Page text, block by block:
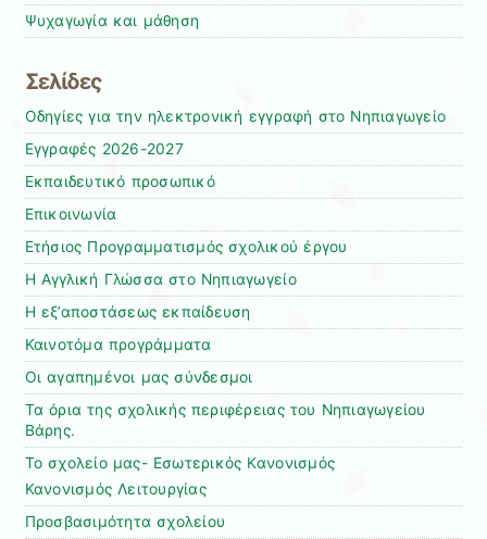
Ψυχαγωγία και μάθηση
Σελίδες
Oδηγίες για την ηλεκτρονική εγγραφή στο Νηπιαγωγείο
Εγγραφές 2026-2027
Εκπαιδευτικό προσωπικό
Επικοινωνία
Ετήσιος Προγραμματισμός σχολικού έργου
Η Αγγλική Γλώσσα στο Νηπιαγωγείο
Η εξ’αποστάσεως εκπαίδευση
Καινοτόμα προγράμματα
Οι αγαπημένοι μας σύνδεσμοι
Τα όρια της σχολικής περιφέρειας του Νηπιαγωγείου
Βάρης.
Το σχολείο μας- Εσωτερικός Κανονισμός
Κανονισμός Λειτουργίας
Προσβασιμότητα σχολείου